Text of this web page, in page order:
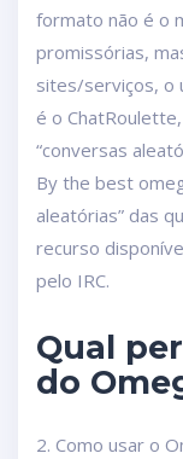
formato não é o
promissórias,
sites/serviços, o
é o
“conversas
By the best
aleatórias” das
recurso
pelo IRC.
Qual
do
2. Como usar o